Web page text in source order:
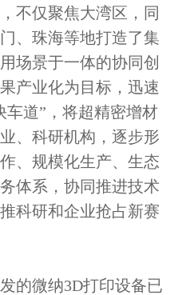
不仅聚焦大湾区，同
、珠海等地打造了集
场景于一体的协同创
产业化为目标，迅速
车道”，将超精密增材
、科研机构，逐步形
、规模化生产、生态
体系，协同推进技术
科研和企业抢占新赛
的微纳3D打印设备已